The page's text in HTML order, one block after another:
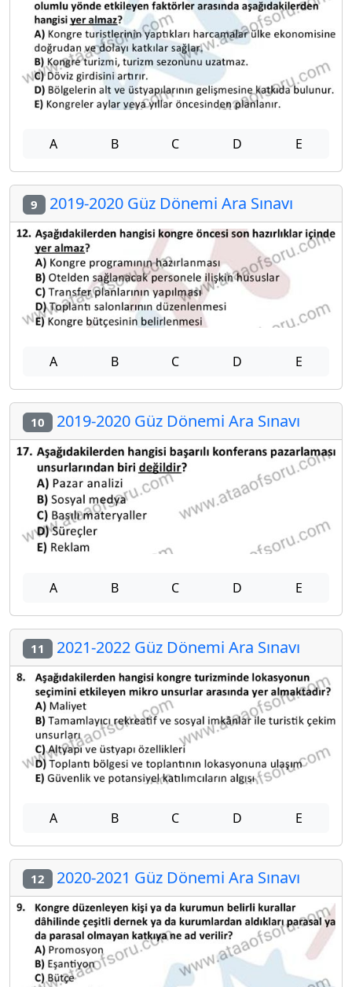
A B C D E
9 2019-2020 Güz Dönemi Ara Sınavı
A B C D E
10 2019-2020 Güz Dönemi Ara Sınavı
A B C D E
11 2021-2022 Güz Dönemi Ara Sınavı
A B C D E
12 2020-2021 Güz Dönemi Ara Sınavı